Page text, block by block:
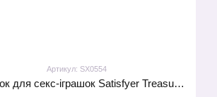
Артикул: SX0554
Мішечок для секс-іграшок Satisfyer Treasure Bag XL, рожевий, на шнурку